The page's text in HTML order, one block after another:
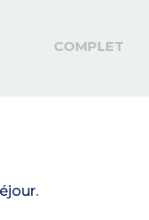
COMPLET